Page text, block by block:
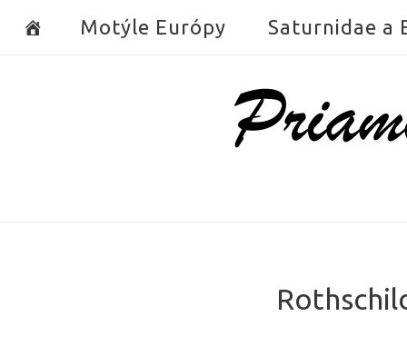
Motýle Európy Saturnidae a
Home